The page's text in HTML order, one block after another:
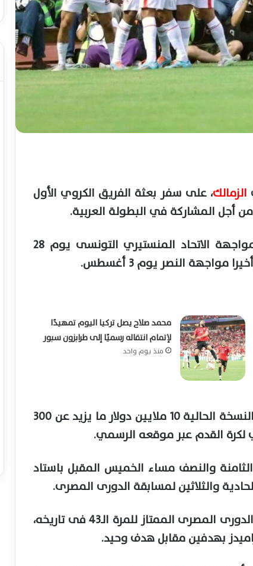
الزمالك، على سفر بعثة الفريق الكروي الأول
ويبدأ الزمالك مشواره فى البطولة العربية بمواجهة الاتحاد المنستيري التونسى يوم 28
محمد صلاح يصل تركيا اليوم تمهيدًا
لإتمام انتقاله رسميًا إلى طرابزون سبور
منذ يوم واحد
وتصل قيمة جوائز البطولة العربية للأندية في النسخة الحالية 10 ملايين دولار ما يزيد عن 300
لكرة القدم عبر موقعه الرسمي.
والنصف مساء الخميس المقبل باستاد
والثلاثين لمسابقة الدورى المصرى.
، أمس الاثنين، رسميًا بلقب الدورى المصرى الممتاز للمرة الـ43 فى تاريخه،
بهدفين مقابل هدف وحيد.